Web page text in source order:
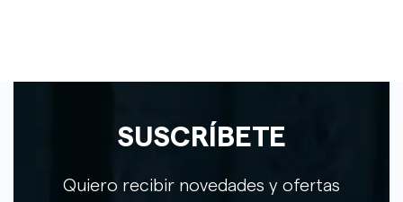
SUSCRÍBETE
Quiero recibir novedades y ofertas